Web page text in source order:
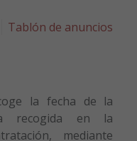
Tablón de anuncios
la fecha de la
recogida en la
mediante